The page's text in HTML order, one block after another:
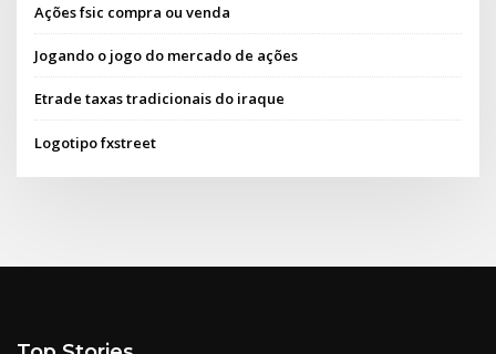
Ações fsic compra ou venda
Jogando o jogo do mercado de ações
Etrade taxas tradicionais do iraque
Logotipo fxstreet